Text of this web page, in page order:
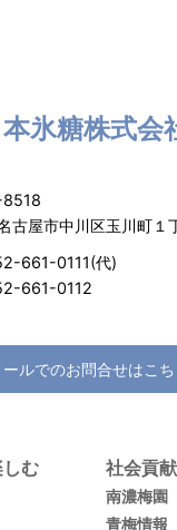
氷糖株式会
古屋市中川区玉川町１
661-0111(代)
661-0112
ールでのお問合せはこち
む
社会貢献
南濃梅園
青梅情報